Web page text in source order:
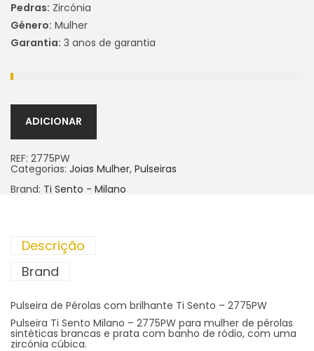
Pedras: Zircónia
Género: Mulher
Garantia: 3 anos de garantia
ADICIONAR
REF: 2775PW
Categorias: Joias Mulher, Pulseiras
Brand: Ti Sento - Milano
Descrição
Brand
Pulseira de Pérolas com brilhante Ti Sento – 2775PW
Pulseira Ti Sento Milano – 2775PW para mulher de pérolas
sintéticas brancas e prata com banho de ródio, com uma
zircónia cúbica.